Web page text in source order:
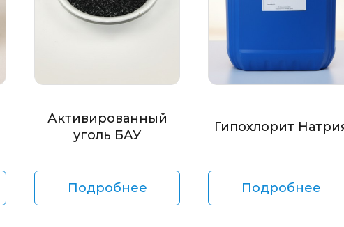
Активированный
уголь БАУ
Подробнее
Гипохлорит
Подробнее